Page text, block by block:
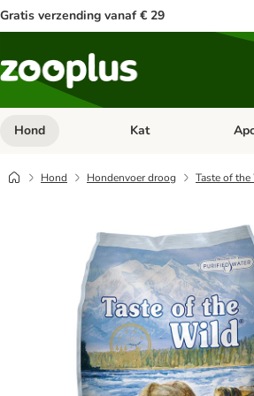
Gratis verzending vanaf € 29
Hond Open categorie menu:
Kat
Hond Hondenvoer droog Taste of